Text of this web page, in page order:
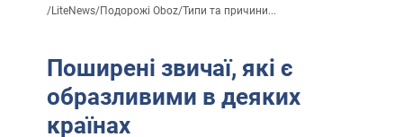
/LiteNews/Подорожі Oboz/Типи та причини...
Поширені звичаї, які є
образливими в деяких
країнах